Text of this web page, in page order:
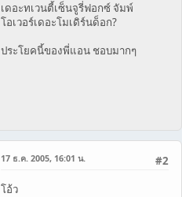
เดอะทเวนตี้เซ็นจูรี่ฟอกซ์ จัมพ์
โอเวอร์เดอะโมเดิร์นด็อก?
ประโยคนี้ของพี่แอน ชอบมากๆ
#2
17 ธ.ค. 2005, 16:01 น.
โอ้ว